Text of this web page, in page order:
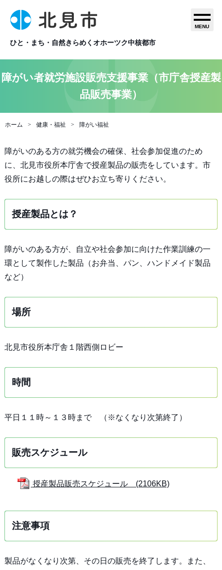
ひと・まち・自然きらめくオホーツク中核都市
MENU
障がい者就労施設販売支援事業（市庁舎授産製
品販売事業）
ホーム 健康・福祉 障がい福祉
障がいのある方の就労機会の確保、社会参加促進のため
に、北見市役所本庁舎で授産製品の販売をしています。市
役所にお越しの際はぜひお立ち寄りください。
授産製品とは？
障がいのある方が、自立や社会参加に向けた作業訓練の一
環として製作した製品（お弁当、パン、ハンドメイド製品
など）
場所
北見市役所本庁舎１階西側ロビー
時間
平日１１時～１３時まで （※なくなり次第終了）
販売スケジュール
授産製品販売スケジュール (2106KB)
注意事項
製品がなくなり次第、その日の販売を終了します。また、